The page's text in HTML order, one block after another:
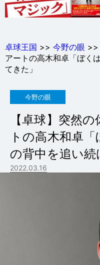
卓球王国 >> 今野の眼 >>
アートの高木和卓「ぼく
てきた」
今野の眼
【卓球】突然
トの高木和卓
の背中を追い
2022.03.16